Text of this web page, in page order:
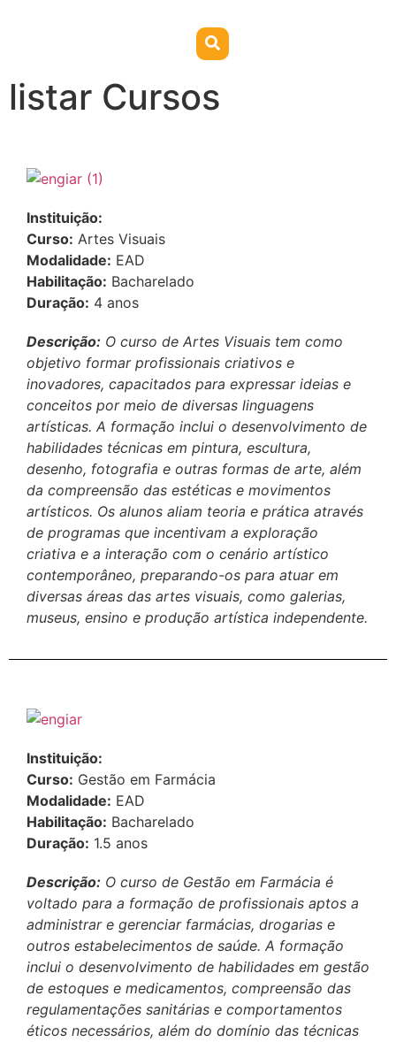
listar Cursos
Instituição:
Curso: Artes Visuais
Modalidade: EAD
Habilitação: Bacharelado
Duração: 4 anos
Descrição: O curso de Artes Visuais tem como
objetivo formar profissionais criativos e
inovadores, capacitados para expressar ideias e
conceitos por meio de diversas linguagens
artísticas. A formação inclui o desenvolvimento de
habilidades técnicas em pintura, escultura,
desenho, fotografia e outras formas de arte, além
da compreensão das estéticas e movimentos
artísticos. Os alunos aliam teoria e prática através
de programas que incentivam a exploração
criativa e a interação com o cenário artístico
contemporâneo, preparando-os para atuar em
diversas áreas das artes visuais, como galerias,
museus, ensino e produção artística independente.
Instituição:
Curso: Gestão em Farmácia
Modalidade: EAD
Habilitação: Bacharelado
Duração: 1.5 anos
Descrição: O curso de Gestão em Farmácia é
voltado para a formação de profissionais aptos a
administrar e gerenciar farmácias, drogarias e
outros estabelecimentos de saúde. A formação
inclui o desenvolvimento de habilidades em gestão
de estoques e medicamentos, compreensão das
regulamentações sanitárias e comportamentos
éticos necessários, além do domínio das técnicas